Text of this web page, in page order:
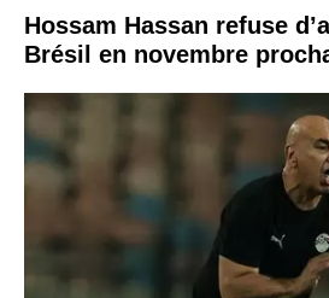
Hossam Hassan refuse
Brésil en novembre